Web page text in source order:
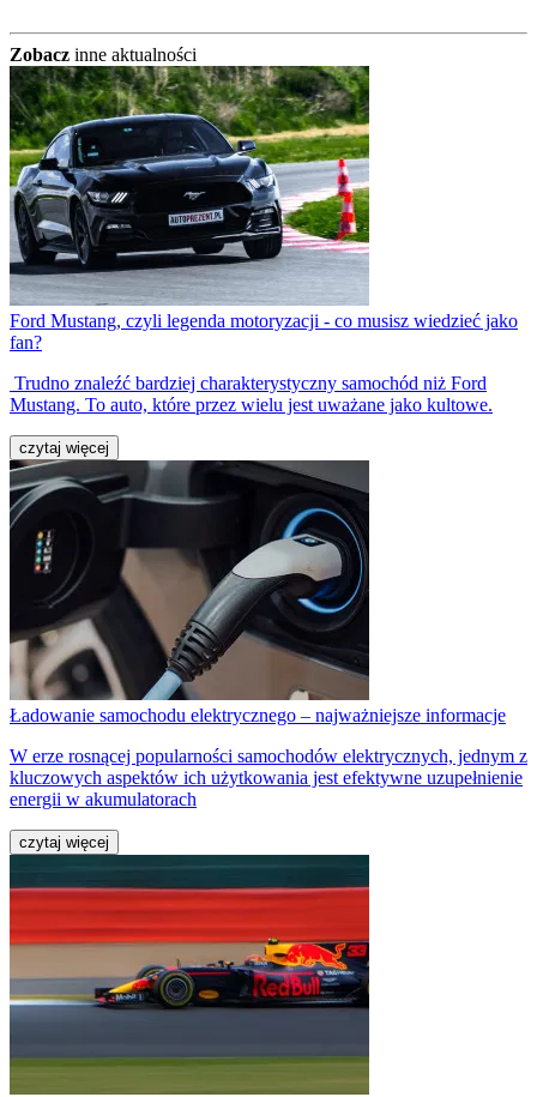
Zobacz inne aktualności
Ford Mustang, czyli legenda motoryzacji - co musisz wiedzieć jako
fan?
Trudno znaleźć bardziej charakterystyczny samochód niż Ford
Mustang. To auto, które przez wielu jest uważane jako kultowe.
czytaj więcej
Ładowanie samochodu elektrycznego – najważniejsze informacje
W erze rosnącej popularności samochodów elektrycznych, jednym z
kluczowych aspektów ich użytkowania jest efektywne uzupełnienie
energii w akumulatorach
czytaj więcej